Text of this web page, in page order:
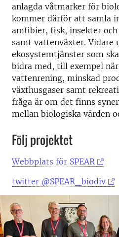
anlagda våtmarker för
kommer därför att samla
amfibier, fisk, insekter
samt vattenväxter. Vidare
ekosystemtjänster som
bidra med, till exempel
vattenrening, minskad
växthusgaser samt
fråga är om det finns
mellan biologiska värden
Följ projektet
Webbplats för SPEAR
twitter @SPEAR_biodiv